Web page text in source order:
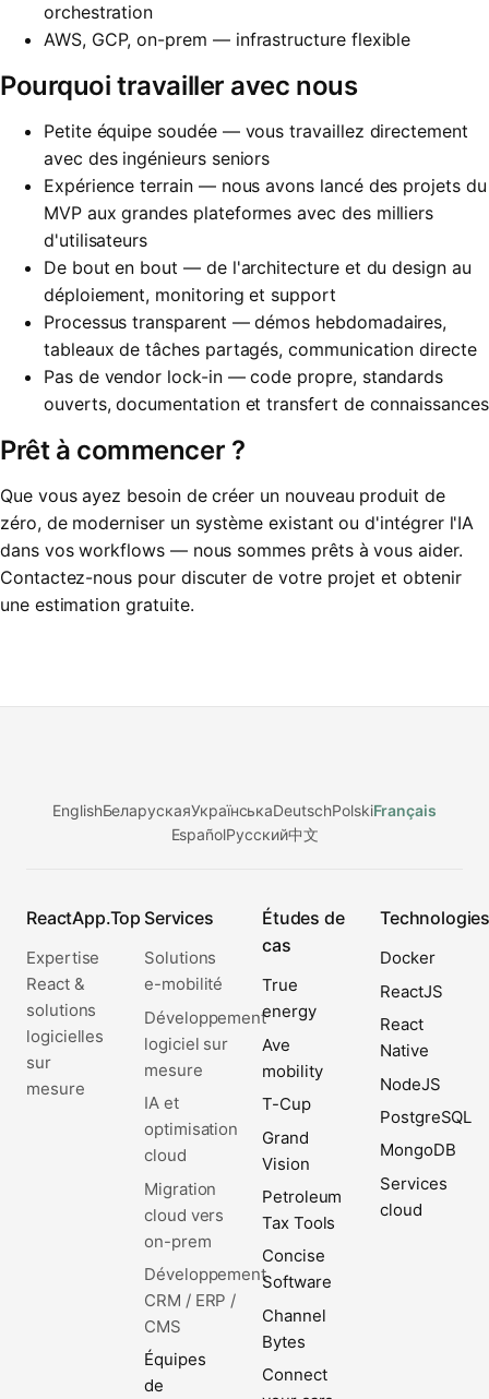
orchestration
AWS, GCP, on-prem — infrastructure flexible
Pourquoi travailler avec nous
Petite équipe soudée — vous travaillez directement
avec des ingénieurs seniors
Expérience terrain — nous avons lancé des projets du
MVP aux grandes plateformes avec des milliers
d'utilisateurs
De bout en bout — de l'architecture et du design au
déploiement, monitoring et support
Processus transparent — démos hebdomadaires,
tableaux de tâches partagés, communication directe
Pas de vendor lock-in — code propre, standards
ouverts, documentation et transfert de connaissances
Prêt à commencer ?
Que vous ayez besoin de créer un nouveau produit de
zéro, de moderniser un système existant ou d'intégrer l'IA
dans vos workflows — nous sommes prêts à vous aider.
Contactez-nous pour discuter de votre projet et obtenir
une estimation gratuite.
EnglishБеларускаяУкраїнськаDeutschPolskiFrançais
EspañolРусский中文
ReactApp.Top
Expertise
React &
solutions
logicielles
sur
mesure
Services
Solutions
e-mobilité
Développement
logiciel sur
mesure
IA et
optimisation
cloud
Migration
cloud vers
on-prem
Développement
CRM / ERP /
CMS
Équipes
de
Études de
cas
True
energy
Ave
mobility
T-Cup
Grand
Vision
Petroleum
Tax Tools
Concise
Software
Channel
Bytes
Connect
Docker
ReactJS
React
Native
NodeJS
PostgreSQL
MongoDB
Services
cloud